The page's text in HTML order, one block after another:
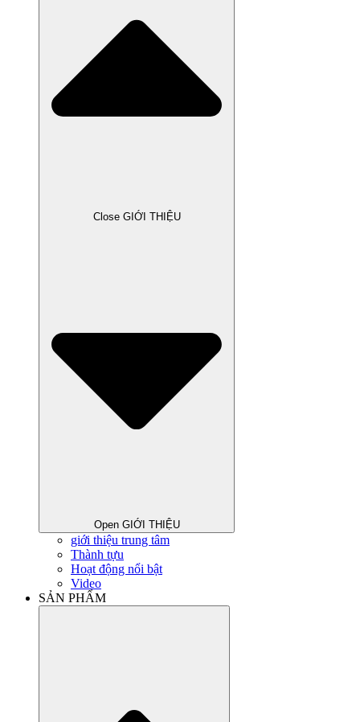
Close GIỚI THIỆU
Open GIỚI THIỆU
giới thiệu trung tâm
Thành tựu
Hoạt động nổi bật
Video
SẢN PHẨM